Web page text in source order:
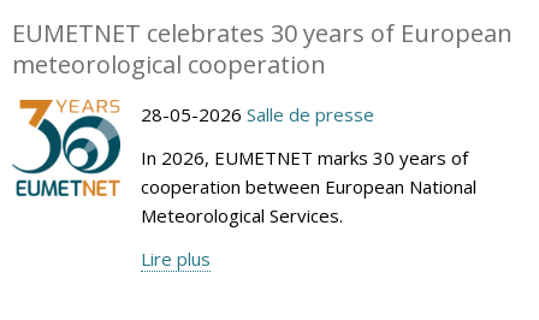
EUMETNET celebrates 30 years of European
meteorological cooperation
28-05-2026 Salle de presse
In 2026, EUMETNET marks 30 years of
cooperation between European National
Meteorological Services.
Lire plus